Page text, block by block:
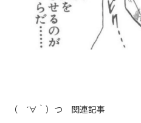
（ ´∀｀）つ 関連記事